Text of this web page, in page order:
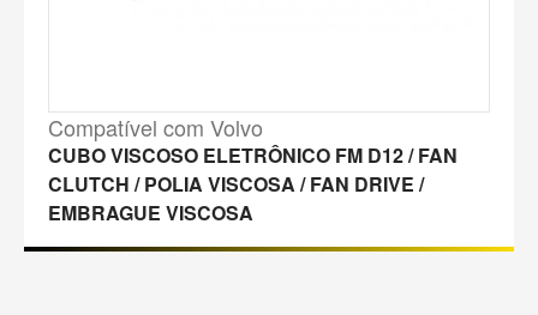
Compatível com Volvo
CUBO VISCOSO ELETRÔNICO FM D12 / FAN
CLUTCH / POLIA VISCOSA / FAN DRIVE /
EMBRAGUE VISCOSA